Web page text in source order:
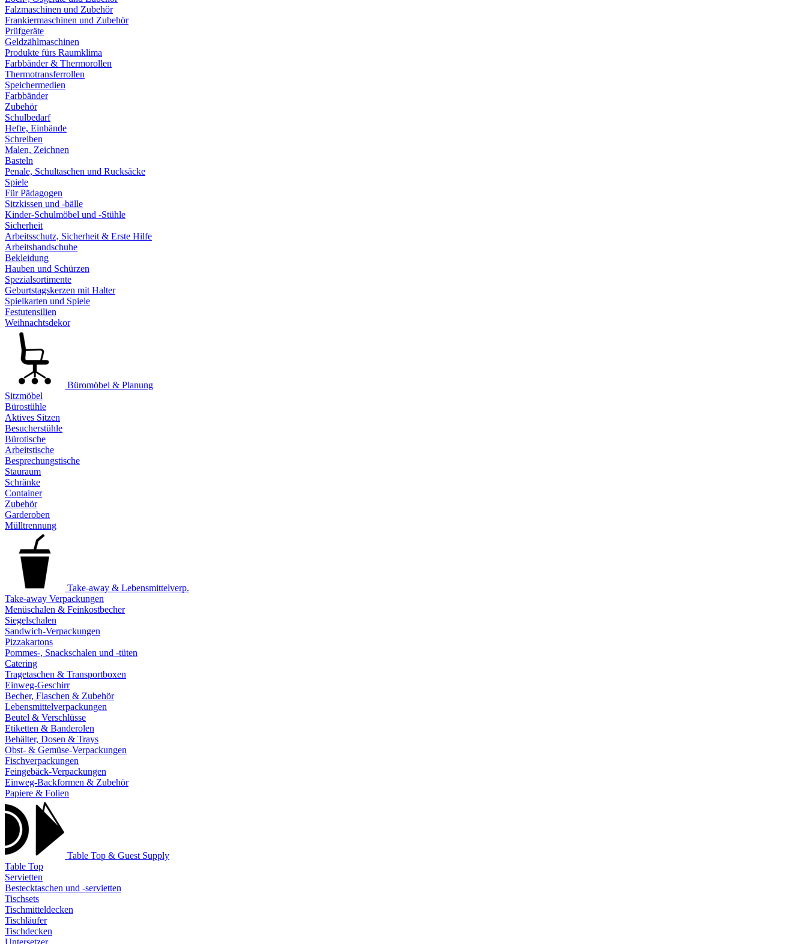
Falzmaschinen und Zubehör
Frankiermaschinen und Zubehör
Prüfgeräte
Geldzählmaschinen
Produkte fürs Raumklima
Farbbänder & Thermorollen
Thermotransferrollen
Speichermedien
Farbbänder
Zubehör
Schulbedarf
Hefte, Einbände
Schreiben
Malen, Zeichnen
Basteln
Penale, Schultaschen und Rucksäcke
Spiele
Für Pädagogen
Sitzkissen und -bälle
Kinder-Schulmöbel und -Stühle
Sicherheit
Arbeitsschutz, Sicherheit & Erste Hilfe
Arbeitshandschuhe
Bekleidung
Hauben und Schürzen
Spezialsortimente
Geburtstagskerzen mit Halter
Spielkarten und Spiele
Festutensilien
Weihnachtsdekor
Büromöbel & Planung
Sitzmöbel
Bürostühle
Aktives Sitzen
Besucherstühle
Bürotische
Arbeitstische
Besprechungstische
Stauraum
Schränke
Container
Zubehör
Garderoben
Mülltrennung
Take-away & Lebensmittelverp.
Take-away Verpackungen
Menüschalen & Feinkostbecher
Siegelschalen
Sandwich-Verpackungen
Pizzakartons
Pommes-, Snackschalen und -tüten
Catering
Tragetaschen & Transportboxen
Einweg-Geschirr
Becher, Flaschen & Zubehör
Lebensmittelverpackungen
Beutel & Verschlüsse
Etiketten & Banderolen
Behälter, Dosen & Trays
Obst- & Gemüse-Verpackungen
Fischverpackungen
Feingebäck-Verpackungen
Einweg-Backformen & Zubehör
Papiere & Folien
Table Top & Guest Supply
Table Top
Servietten
Bestecktaschen und -servietten
Tischsets
Tischmitteldecken
Tischläufer
Tischdecken